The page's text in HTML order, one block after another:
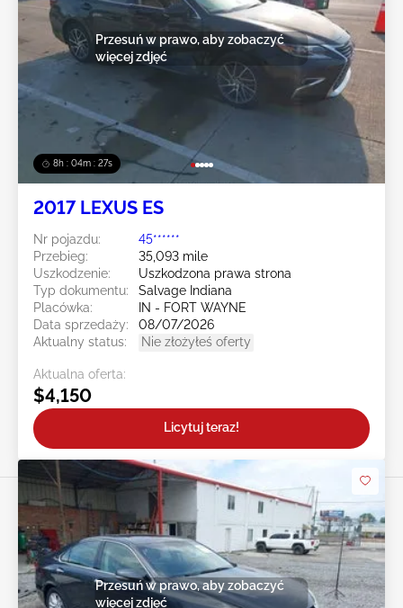
8h : 04m : 24s
Przesuń w prawo, aby zobaczyć
więcej zdjęć
2017 LEXUS ES
Nr pojazdu:
45******
Przebieg:
35,093 mile
Uszkodzenie:
Uszkodzona prawa strona
Typ dokumentu:
Salvage Indiana
Placówka:
IN - FORT WAYNE
Data sprzedaży:
08/07/2026
Aktualny status:
Nie złożyłeś oferty
Aktualna oferta:
$4,150
Licytuj teraz!
Przesuń w prawo, aby zobaczyć
więcej zdjęć